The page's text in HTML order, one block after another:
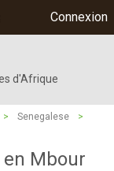
Connexion
d'Afrique
> Senegalese
>
Mbour